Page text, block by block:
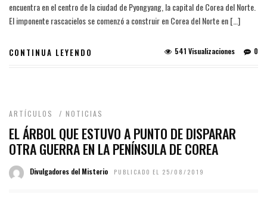
encuentra en el centro de la ciudad de Pyongyang, la capital de Corea del Norte.
El imponente rascacielos se comenzó a construir en Corea del Norte en […]
CONTINUA LEYENDO 0
541 Visualizaciones
ARTÍCULOS / NOTICIAS
EL ÁRBOL QUE ESTUVO A PUNTO DE DISPARAR
OTRA GUERRA EN LA PENÍNSULA DE COREA
Divulgadores del Misterio PUBLICADO EL 25/08/2019